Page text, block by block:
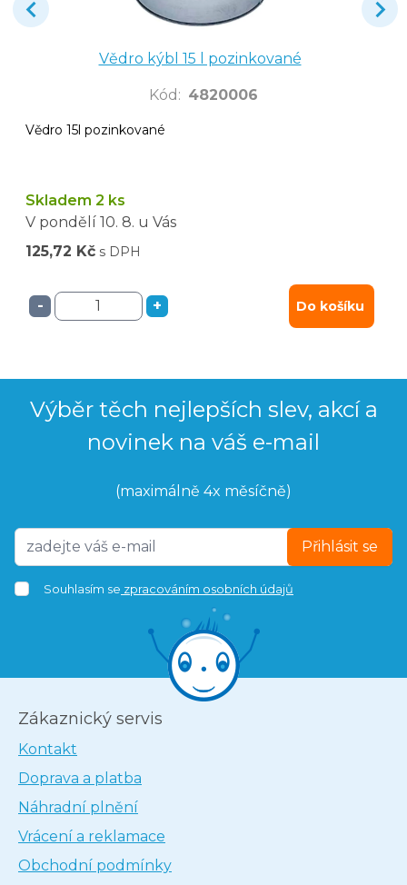
Vědro kýbl 15 l pozinkované
Kód : 4820006
Vědro 15l pozinkované
Skladem 2 ks
V pondělí 10. 8. u Vás
125,72 Kč s DPH
- + Do košíku
Výběr těch nejlepších slev, akcí a
novinek na váš e-mail
(maximálně 4x měsíčně)
Přihlásit se
Souhlasím se zpracováním osobních údajů
Zákaznický servis
Kontakt
Doprava a platba
Náhradní plnění
Vrácení a reklamace
Obchodní podmínky